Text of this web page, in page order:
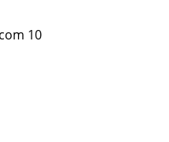
10